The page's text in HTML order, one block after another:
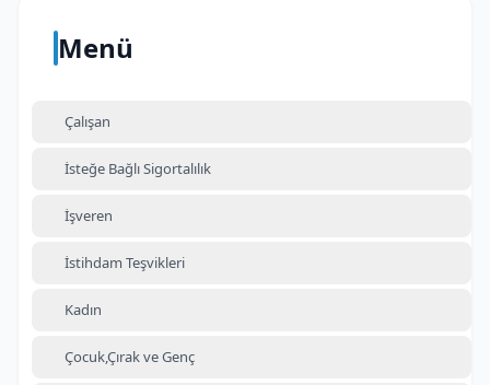
Menü
Çalışan
İsteğe Bağlı Sigortalılık
İşveren
İstihdam Teşvikleri
Kadın
Çocuk,Çırak ve Genç